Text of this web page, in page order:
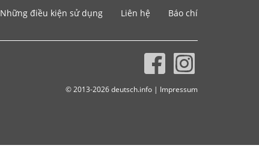
Những điều kiện sử dụng Liên hệ Báo chí
© 2013-2026 deutsch.info | Impressum